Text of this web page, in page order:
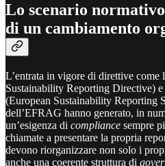
Lo scenario
di un cambiamento
L’entrata in vigore di direttive come
Sustainability Reporting Directive)
(European Sustainability Reporting
dell’EFRAG hanno generato, in
un’esigenza di compliance sempre
chiamate a presentare la propria
devono riorganizzare non solo i
anche una coerente struttura di